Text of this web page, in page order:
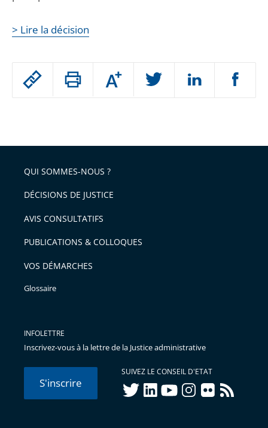
Passer
arriver
après
Augmenter
ou
l'article
pour
avant
> Lire la décision
QUI SOMMES-NOUS ?
DÉCISIONS DE JUSTICE
AVIS CONSULTATIFS
PUBLICATIONS & COLLOQUES
VOS DÉMARCHES
Glossaire
INFOLETTRE
Inscrivez-vous à la lettre de la Justice administrative
S'inscrire
SUIVEZ LE CONSEIL D'ETAT
twitterlinkedInyoutubeinstagram
flickr rss